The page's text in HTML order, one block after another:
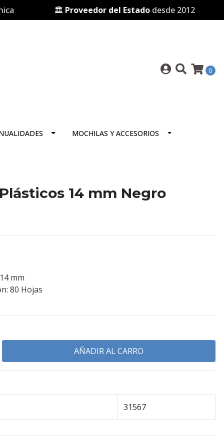
Proveedor del Estadodesde 2012
0
MOCHILAS Y ACCESORIOS
14 mm Negro
mm
80 Hojas
31567